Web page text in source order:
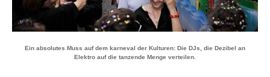
Ein absolutes Muss auf dem karneval der Kulturen: Die DJs, die Dezibel an
Elektro auf die tanzende Menge verteilen.